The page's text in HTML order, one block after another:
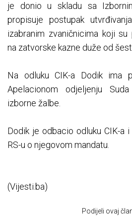
je donio u skladu sa
propisuje postupak
izabranim zvaničnicima koji su
na zatvorske kazne duže od
Na odluku CIK-a Dodik ima
Apelacionom odjeljenju
izborne žalbe.
Dodik je odbacio odluku CIK-a
RS-u o njegovom mandatu.
(Vijesti.ba)
Podijeli ovaj